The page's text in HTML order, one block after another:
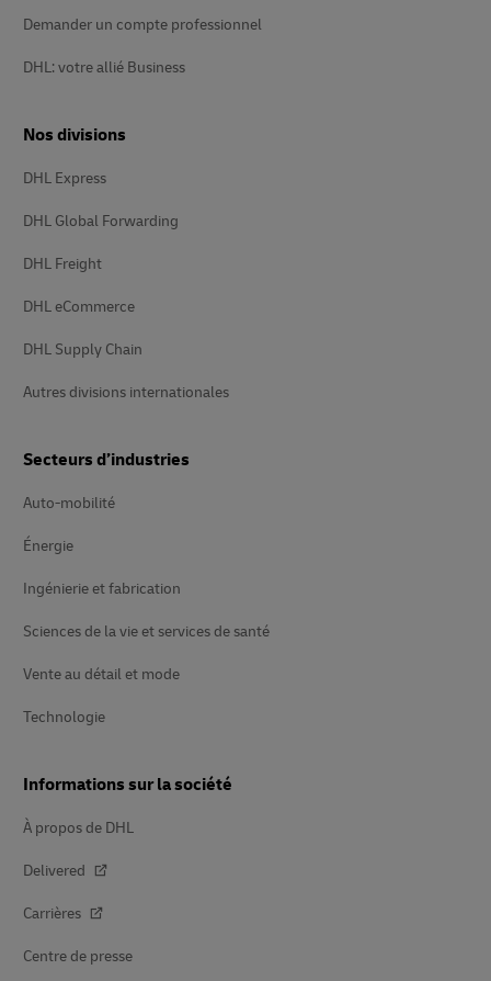
Demander un compte professionnel
DHL: votre allié Business
Nos divisions
DHL Express
DHL Global Forwarding
DHL Freight
DHL eCommerce
DHL Supply Chain
Autres divisions internationales
Secteurs d’industries
Auto-mobilité
Énergie
Ingénierie et fabrication
Sciences de la vie et services de santé
Vente au détail et mode
Technologie
Informations sur la société
À propos de DHL
Delivered
Carrières
Centre de presse